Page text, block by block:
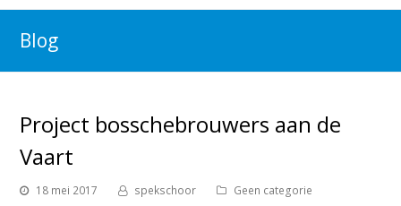
Blog
Project bosschebrouwers aan de
Vaart
18 mei 2017 spekschoor Geen categorie